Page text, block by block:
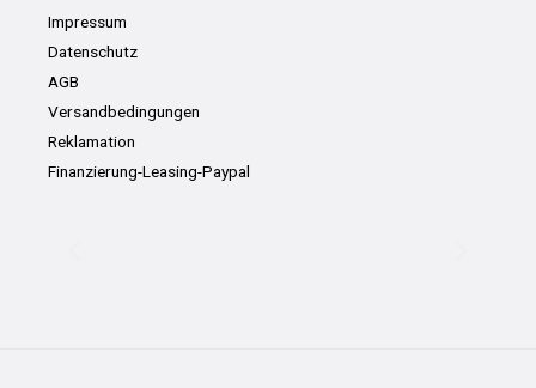
Impressum
Datenschutz
AGB
Versandbedingungen
Reklamation
Finanzierung-Leasing-Paypal